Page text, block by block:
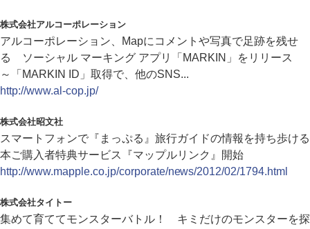
株式会社アルコーポレーション
アルコーポレーション、Mapにコメントや写真で足跡を残せ
る ソーシャル マーキング アプリ「MARKIN」をリリース
～「MARKIN ID」取得で、他のSNS...
http://www.al-cop.jp/
株式会社昭文社
スマートフォンで『まっぷる』旅行ガイドの情報を持ち歩ける
本ご購入者特典サービス『マップルリンク』開始
http://www.mapple.co.jp/corporate/news/2012/02/1794.html
株式会社タイトー
集めて育ててモンスターバトル！ キミだけのモンスターを探